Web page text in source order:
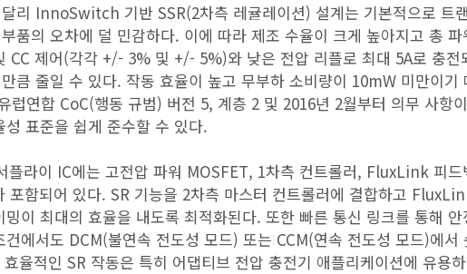
리 InnoSwitch 기반 SSR(2차측 레귤레이션) 설계는 기본적으로 트
품의 오차에 덜 민감하다. 이에 따라 제조 수율이 크게 높아지고 총
CC 제어(각각 +/- 3% 및 +/- 5%)와 낮은 전압 리플로 최대 5A로 충전
큼 줄일 수 있다. 작동 효율이 높고 무부하 소비량이 10mW 미만이기
럽연합 CoC(행동 규범) 버전 5, 계층 2 및 2016년 2월부터 의무 사항
표준을 쉽게 준수할 수 있다.
라이 IC에는 고전압 파워 MOSFET, 1차측 컨트롤러, FluxLink 피드
포함되어 있다. SR 기능을 2차측 마스터 컨트롤러에 결합하고
밍이 최대의 효율을 내도록 최적화된다. 또한 빠른 통신 링크를 통해
에서도 DCM(불연속 전도성 모드) 또는 CCM(연속 전도성 모드)에
율적인 SR 작동은 특히 어댑티브 전압 충전기 애플리케이션에 유용